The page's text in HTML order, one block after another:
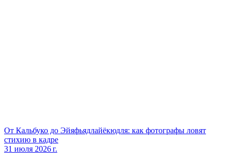
От Кальбуко до Эйяфьядлайёкюдля: как фотографы ловят
стихию в кадре
31 июля 2026 г.